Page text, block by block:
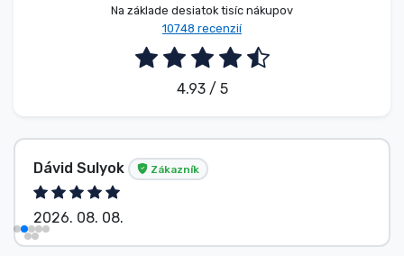
Na základe desiatok tisíc nákupov
10748 recenzií
4.93 / 5
Dávid Sulyok Zákazník
2026. 08. 08.